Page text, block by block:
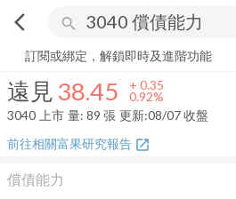
arrow_back_ios search
遠見 38.45+ 0.92%
訂閱或綁定，解鎖即時及進階功能
遠見 38.45 + 0.35
0.92%
3040 上市 量: 89 張 更新:08/07 收盤
前往相關富果研究報告 open_in_new
償債能力